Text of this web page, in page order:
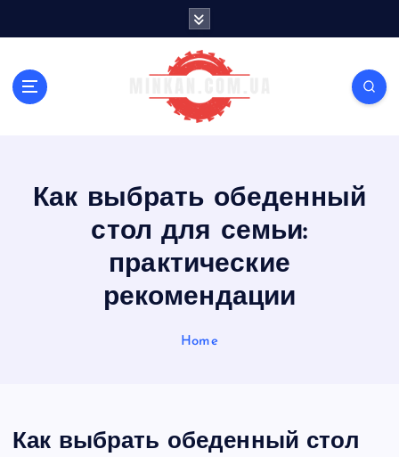
Как выбрать обеденный
стол для семьи:
практические
рекомендации
Home
Как выбрать обеденный стол